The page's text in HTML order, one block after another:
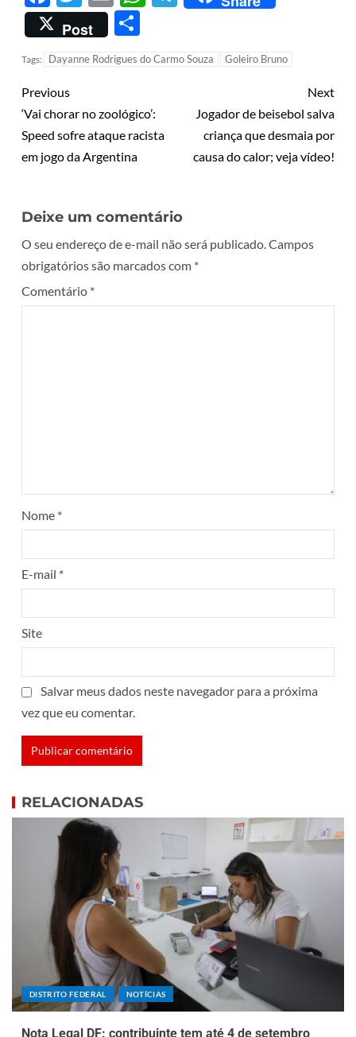
Post
Tags: Dayanne Rodrigues do Carmo Souza Goleiro Bruno
Previous
‘Vai chorar no zoológico’:
Speed sofre ataque racista
em jogo da Argentina
Next
Jogador de beisebol salva
criança que desmaia por
causa do calor; veja vídeo!
Deixe um comentário
O seu endereço de e-mail não será publicado.Campos
obrigatórios são marcados com *
Comentário *
Nome *
E-mail *
Site
Salvar meus dados neste navegador para a próxima
vez que eu comentar.
RELACIONADAS
DISTRITO FEDERAL NOTÍCIAS
Nota Legal DF: contribuinte tem até 4 de setembro